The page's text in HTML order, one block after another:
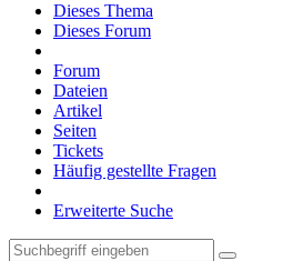
Dieses Thema
Dieses Forum
Forum
Dateien
Artikel
Seiten
Tickets
Häufig gestellte Fragen
Erweiterte Suche